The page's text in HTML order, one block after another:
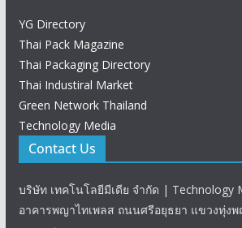
YG Directory
Thai Pack Magazine
Thai Packaging Directory
Thai Industiral Market
Green Network Thailand
Technology Media
Contact Us
บริษัท เทคโนโลยีมีเดีย จำกัด | Technology
อาคารพญาไทเพลส ถนนศรีอยุธยา แขวงทุ่งพ